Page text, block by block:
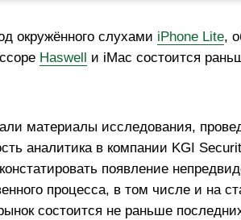
окружённого слухами iPhone Lite,
Haswell и iMac состоится
материалы исследования,
аналитика в компании KGI
появление
процесса, в том числе и на
состоится не раньше